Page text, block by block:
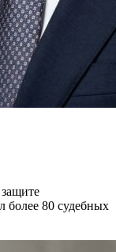
более 80 судебных